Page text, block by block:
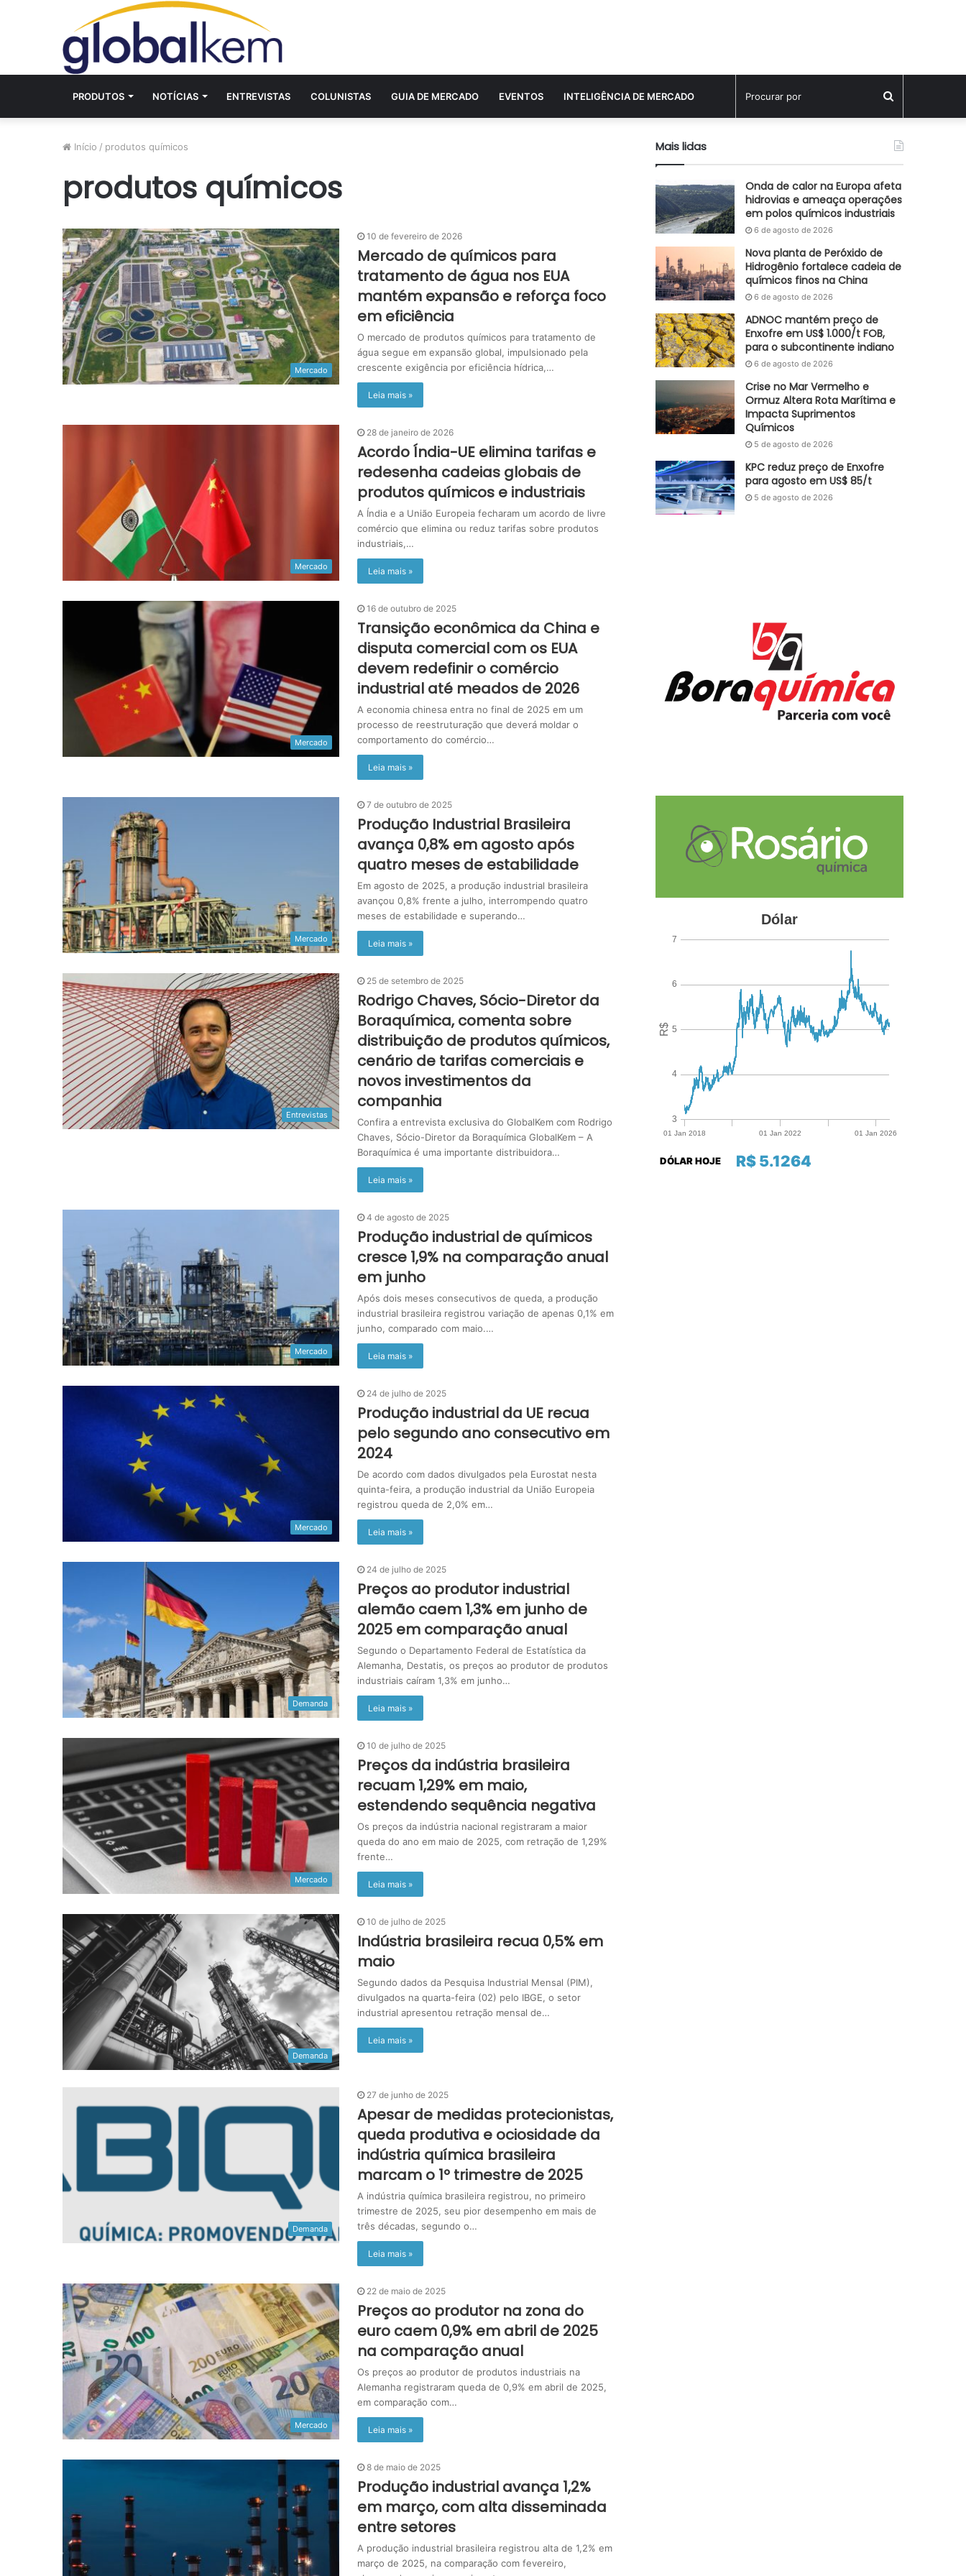
PRODUTOS NOTÍCIAS ENTREVISTAS COLUNISTAS GUIA DE MERCADO EVENTOS INTELIGÊNCIA DE MERCADO
por
Início / produtos químicos
produtos químicos
Mercado
10 de fevereiro de 2026
Mercado de químicos para
tratamento de água nos EUA
mantém expansão e reforça foco
em eficiência
O mercado de produtos químicos para tratamento de
água segue em expansão global, impulsionado pela
crescente exigência por eficiência hídrica,…
Leia mais »
Mercado
28 de janeiro de 2026
Acordo Índia-UE elimina tarifas e
redesenha cadeias globais de
produtos químicos e industriais
A Índia e a União Europeia fecharam um acordo de livre
comércio que elimina ou reduz tarifas sobre produtos
industriais,…
Leia mais »
Mercado
16 de outubro de 2025
Transição econômica da China e
disputa comercial com os EUA
devem redefinir o comércio
industrial até meados de 2026
A economia chinesa entra no final de 2025 em um
processo de reestruturação que deverá moldar o
comportamento do comércio…
Leia mais »
Mercado
7 de outubro de 2025
Produção Industrial Brasileira
avança 0,8% em agosto após
quatro meses de estabilidade
Em agosto de 2025, a produção industrial brasileira
avançou 0,8% frente a julho, interrompendo quatro
meses de estabilidade e superando…
Leia mais »
Entrevistas
25 de setembro de 2025
Rodrigo Chaves, Sócio-Diretor da
Boraquímica, comenta sobre
distribuição de produtos químicos,
cenário de tarifas comerciais e
novos investimentos da
companhia
Confira a entrevista exclusiva do GlobalKem com Rodrigo
Chaves, Sócio-Diretor da Boraquímica GlobalKem – A
Boraquímica é uma importante distribuidora…
Leia mais »
Mercado
4 de agosto de 2025
Produção industrial de químicos
cresce 1,9% na comparação anual
em junho
Após dois meses consecutivos de queda, a produção
industrial brasileira registrou variação de apenas 0,1% em
junho, comparado com maio.…
Leia mais »
Mercado
24 de julho de 2025
Produção industrial da UE recua
pelo segundo ano consecutivo em
2024
De acordo com dados divulgados pela Eurostat nesta
quinta-feira, a produção industrial da União Europeia
registrou queda de 2,0% em…
Leia mais »
Demanda
24 de julho de 2025
Preços ao produtor industrial
alemão caem 1,3% em junho de
2025 em comparação anual
Segundo o Departamento Federal de Estatística da
Alemanha, Destatis, os preços ao produtor de produtos
industriais caíram 1,3% em junho…
Leia mais »
Mercado
10 de julho de 2025
Preços da indústria brasileira
recuam 1,29% em maio,
estendendo sequência negativa
Os preços da indústria nacional registraram a maior
queda do ano em maio de 2025, com retração de 1,29%
frente…
Leia mais »
Demanda
10 de julho de 2025
Indústria brasileira recua 0,5% em
maio
Segundo dados da Pesquisa Industrial Mensal (PIM),
divulgados na quarta-feira (02) pelo IBGE, o setor
industrial apresentou retração mensal de…
Leia mais »
Demanda
27 de junho de 2025
Apesar de medidas protecionistas,
queda produtiva e ociosidade da
indústria química brasileira
marcam o 1º trimestre de 2025
A indústria química brasileira registrou, no primeiro
trimestre de 2025, seu pior desempenho em mais de
três décadas, segundo o…
Leia mais »
Mercado
22 de maio de 2025
Preços ao produtor na zona do
euro caem 0,9% em abril de 2025
na comparação anual
Os preços ao produtor de produtos industriais na
Alemanha registraram queda de 0,9% em abril de 2025,
em comparação com…
Leia mais »
8 de maio de 2025
Produção industrial avança 1,2%
em março, com alta disseminada
entre setores
A produção industrial brasileira registrou alta de 1,2% em
março de 2025, na comparação com fevereiro,
Mais lidas
Onda de calor na Europa afeta
hidrovias e ameaça operações
em polos químicos industriais
6 de agosto de 2026
Nova planta de Peróxido de
Hidrogênio fortalece cadeia de
químicos finos na China
6 de agosto de 2026
ADNOC mantém preço de
Enxofre em US$ 1.000/t FOB,
para o subcontinente indiano
6 de agosto de 2026
Crise no Mar Vermelho e
Ormuz Altera Rota Marítima e
Impacta Suprimentos
Químicos
5 de agosto de 2026
KPC reduz preço de Enxofre
para agosto em US$ 85/t
5 de agosto de 2026
R$ 5.1264
DÓLAR HOJE